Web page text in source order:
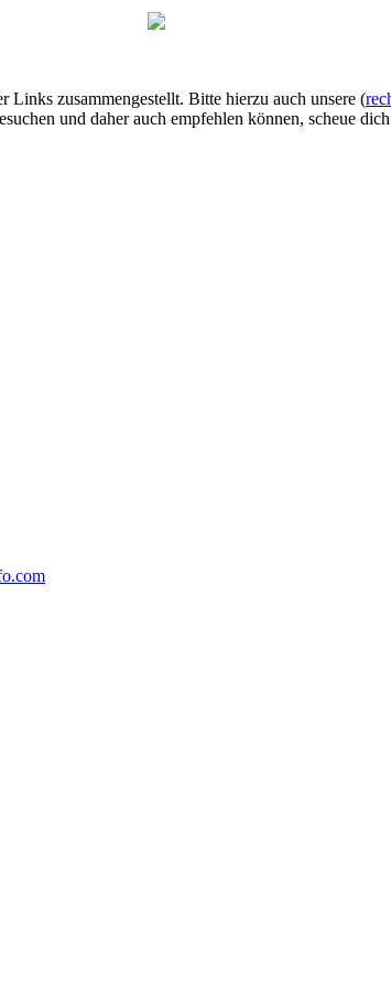
zusammengestellt. Bitte hierzu auch unsere (
und daher auch empfehlen können, scheue